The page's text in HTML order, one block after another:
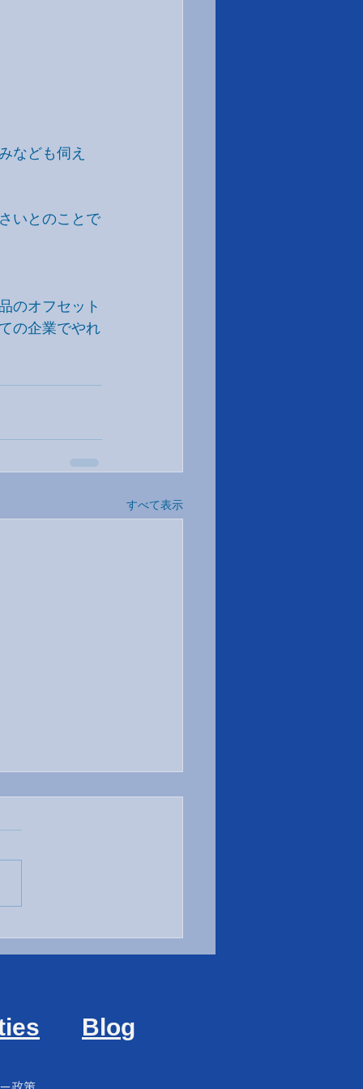
なども伺え
いとのことで
のオフセット
の企業でやれ
すべて表示
Blog